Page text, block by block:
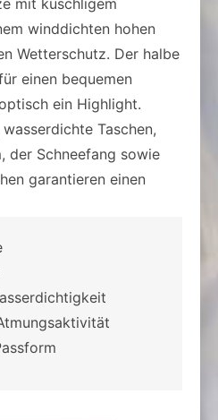
winddichten hohen
Wetterschutz. Der halbe
einen bequemen
ein Highlight.
Taschen,
der Schneefang sowie
garantieren einen